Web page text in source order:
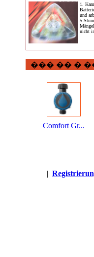
1.
und
5
nicht
��� �� �
Comfort Gr...
|